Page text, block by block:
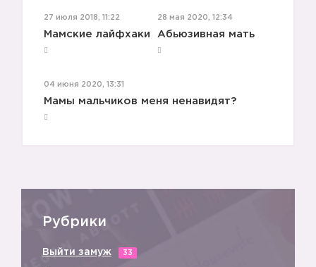
27 июля 2018, 11:22
Мамские лайфхаки
28 мая 2020, 12:34
Абьюзивная мать
04 июня 2020, 13:31
Мамы мальчиков меня ненавидят?
Рубрики
Выйти замуж 33